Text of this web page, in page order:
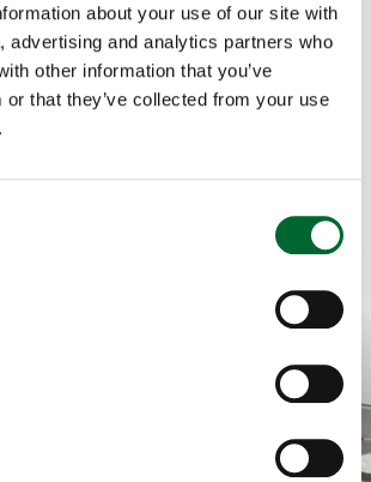
about your use of our site with
advertising and analytics partners who
other information that you’ve
or that they’ve collected from your use
recherche d'un partenaire dévoué qui
une priorité, vous avez frappé à
Pim. Il est passionné par la
bonnes solutions et la compréhension
en détail.